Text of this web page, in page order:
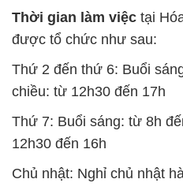
Thời gian làm việc tại
được tổ chức như sau:
Thứ 2 đến thứ 6: Buổi
chiều: từ 12h30 đến 17h
Thứ 7: Buổi sáng: từ 8h
12h30 đến 16h
Chủ nhật: Nghỉ chủ nhật